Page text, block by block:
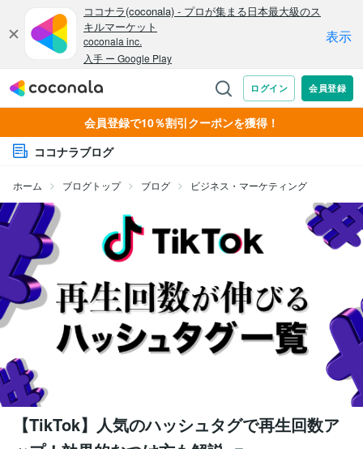
会員登録で10％割引クーポンを獲得！
ココナラブログ
ホーム ブログトップ ブログ ビジネス・マーケティング
【TikTok】人気のハッシュタグで再生回数ア